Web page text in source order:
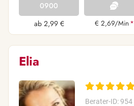
0900
ab 2,99 €
€ 2,69/Min *
Elia
Berater-ID: 954